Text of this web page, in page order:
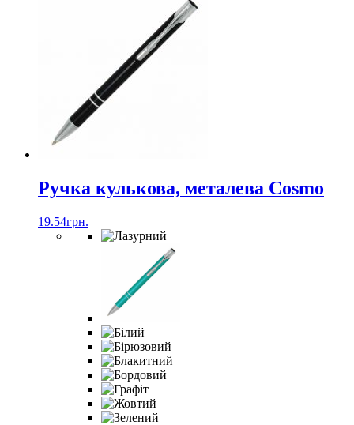
Ручка кулькова, металева Cosmo
19.54грн.